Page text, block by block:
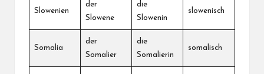
Slowenien
der
Slowene
die
Slowenin
slowenisch
Somalia
der
Somalier
die
Somalierin
somalisch